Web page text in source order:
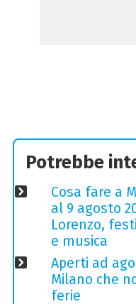
Potrebbe
Cosa fare a
al 9 agosto
Lorenzo,
e musica
Aperti ad
Milano che
ferie